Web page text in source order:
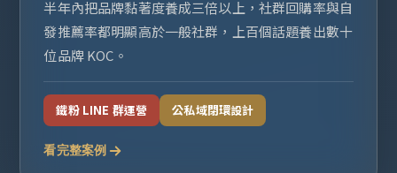
半年內把品牌黏著度養成三倍以上，社群回購率與自
發推薦率都明顯高於一般社群，上百個話題養出數十
位品牌 KOC。
鐵粉 LINE 群運營 公私域閉環設計
看完整案例